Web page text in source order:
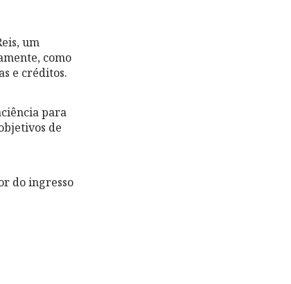
um
como
e créditos.
para
de
do ingresso